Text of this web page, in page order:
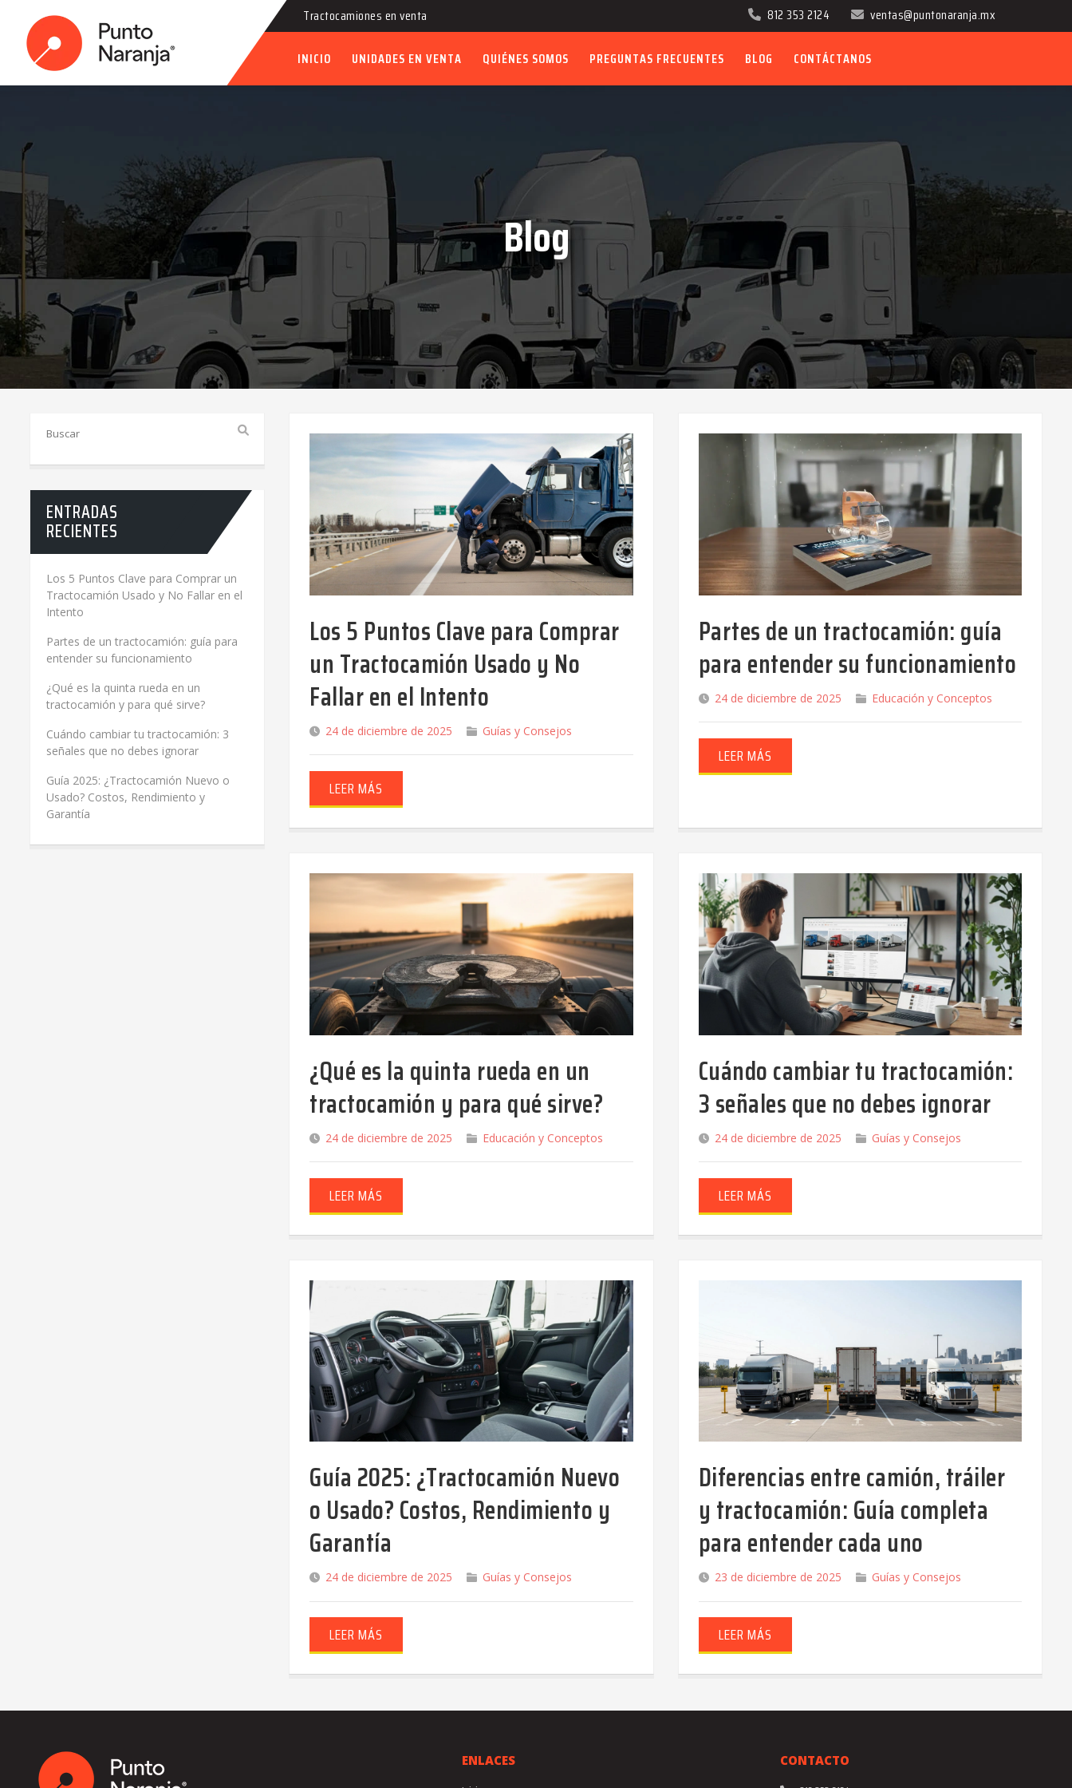
Tractocamiones en venta 812 353 2124 ventas@puntonaranja.mx
INICIO UNIDADES EN VENTA QUIÉNES SOMOS PREGUNTAS FRECUENTES BLOG CONTÁCTANOS
Blog
Los 5 Puntos Clave para Comprar
un Tractocamión Usado y No
Fallar en el Intento
24 de diciembre de 2025 Guías y Consejos
LEER MÁS
Partes de un tractocamión: guía
para entender su funcionamiento
24 de diciembre de 2025 Educación y Conceptos
LEER MÁS
¿Qué es la quinta rueda en un
tractocamión y para qué sirve?
24 de diciembre de 2025 Educación y Conceptos
LEER MÁS
Cuándo cambiar tu tractocamión:
3 señales que no debes ignorar
24 de diciembre de 2025 Guías y Consejos
LEER MÁS
Guía 2025: ¿Tractocamión Nuevo
o Usado? Costos, Rendimiento y
Garantía
24 de diciembre de 2025 Guías y Consejos
LEER MÁS
Diferencias entre camión, tráiler
y tractocamión: Guía completa
para entender cada uno
23 de diciembre de 2025 Guías y Consejos
LEER MÁS
ENTRADAS
RECIENTES
Los 5 Puntos Clave para Comprar un
Tractocamión Usado y No Fallar en el
Intento
Partes de un tractocamión: guía para
entender su funcionamiento
¿Qué es la quinta rueda en un
tractocamión y para qué sirve?
Cuándo cambiar tu tractocamión: 3
señales que no debes ignorar
Guía 2025: ¿Tractocamión Nuevo o
Usado? Costos, Rendimiento y
Garantía
ENLACES CONTACTO